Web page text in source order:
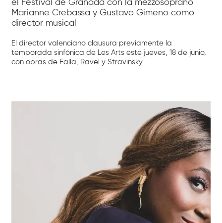
el Festival de Granada con la mezzosoprano
Marianne Crebassa y Gustavo Gimeno como
director musical
El director valenciano clausura previamente la
temporada sinfónica de Les Arts este jueves, 18 de junio,
con obras de Falla, Ravel y Stravinsky